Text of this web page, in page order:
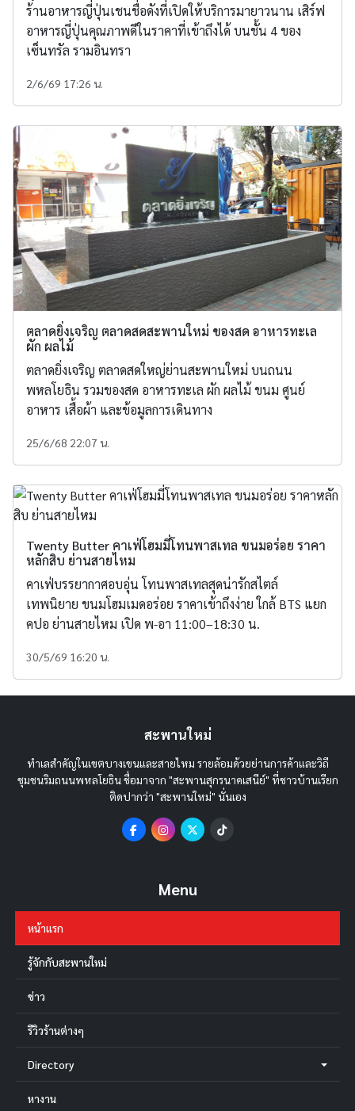
ร้านอาหารญี่ปุ่นเชนชื่อดังที่เปิดให้บริการมายาวนาน เสิร์ฟ
อาหารญี่ปุ่นคุณภาพดีในราคาที่เข้าถึงได้ บนชั้น 4 ของ
เซ็นทรัล รามอินทรา
2/6/69 17:26 น.
ตลาดยิ่งเจริญ ตลาดสดสะพานใหม่ ของสด อาหารทะเล
ผัก ผลไม้
ตลาดยิ่งเจริญ ตลาดสดใหญ่ย่านสะพานใหม่ บนถนน
พหลโยธิน รวมของสด อาหารทะเล ผัก ผลไม้ ขนม ศูนย์
อาหาร เสื้อผ้า และข้อมูลการเดินทาง
25/6/68 22:07 น.
Twenty Butter คาเฟ่โฮมมี่โทนพาสเทล ขนมอร่อย ราคา
หลักสิบ ย่านสายไหม
คาเฟ่บรรยากาศอบอุ่น โทนพาสเทลสุดน่ารักสไตล์
เทพนิยาย ขนมโฮมเมดอร่อย ราคาเข้าถึงง่าย ใกล้ BTS แยก
คปอ ย่านสายไหม เปิด พ-อา 11:00–18:30 น.
30/5/69 16:20 น.
สะพานใหม่
ทำเลสำคัญในเขตบางเขนและสายไหม รายล้อมด้วยย่านการค้าและวิถี
ชุมชนริมถนนพหลโยธิน ชื่อมาจาก "สะพานสุกรนาคเสนีย์" ที่ชาวบ้านเรียก
ติดปากว่า "สะพานใหม่" นั่นเอง
Menu
หน้าแรก
รู้จักกับสะพานใหม่
ข่าว
รีวิวร้านต่างๆ
Directory
หางาน